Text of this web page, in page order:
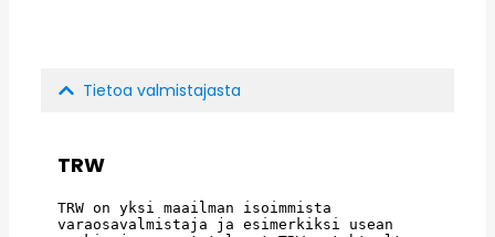
Tietoa valmistajasta
TRW
TRW on yksi maailman isoimmista
varaosavalmistaja ja esimerkiksi usean